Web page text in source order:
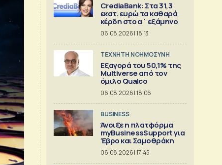
CrediaBank: Στα 31,3
εκατ. ευρώ τα καθαρά
κέρδη στο α΄ εξάμηνο
06.08.2026 | 18:13
TΕΧΝΗΤΗ ΝΟΗΜΟΣΥΝΗ
Εξαγορά του 50,1% της
Multiverse από τον
όμιλο Qualco
06.08.2026 | 18:06
BUSINESS
Άνοιξε η πλατφόρμα
myBusinessSupport για
Έβρο και Σαμοθράκη
06.08.2026 | 17:45